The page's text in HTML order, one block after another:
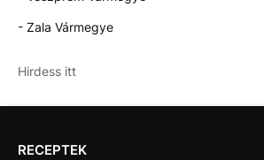
- Zala Vármegye
Hirdess itt
RECEPTEK